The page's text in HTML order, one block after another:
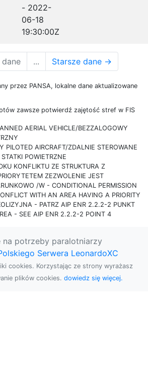
- 2022-
06-18
19:30:00Z
... Starsze dane →
przez PANSA, lokalne dane aktualizowane
zawsze potwierdź zajętość stref w FIS
AERIAL VEHICLE/BEZZALOGOWY
PILOTED AIRCRAFT/ZDALNIE STEROWANE
POWIETRZNE
KONFLIKTU ZE STRUKTURA Z
ZEZWOLENIE JEST
/W - CONDITIONAL PERMISSION
WITH AN AREA HAVING A PRIORITY
- PATRZ AIP ENR 2.2.2-2 PUNKT
- SEE AIP ENR 2.2.2-2 POINT 4
na potrzeby paralotniarzy
Serwera LeonardoXC
cookies. Korzystając ze strony wyrażasz
plików cookies. dowiedz się więcej.